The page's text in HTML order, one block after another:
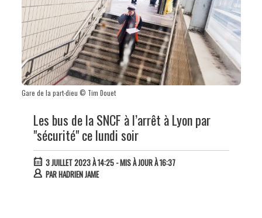
Gare de la part-dieu © Tim Douet
Les bus de la SNCF à l’arrêt à Lyon par
"sécurité" ce lundi soir
3 JUILLET 2023 À 14:25- MIS À JOUR À 16:37
PARHADRIEN JAME